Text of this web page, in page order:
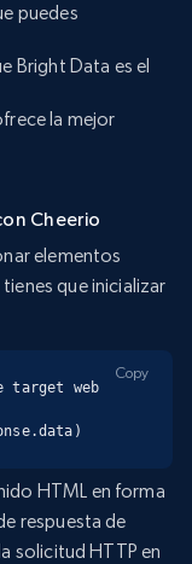
puedes
Bright Data es el
la mejor
Cheerio
elementos
que inicializar
target web
Copy
HTML en forma
respuesta de
solicitud HTTP en